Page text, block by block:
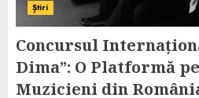
Știri
Concursul
Dima”: O Platformă
Muzicieni din